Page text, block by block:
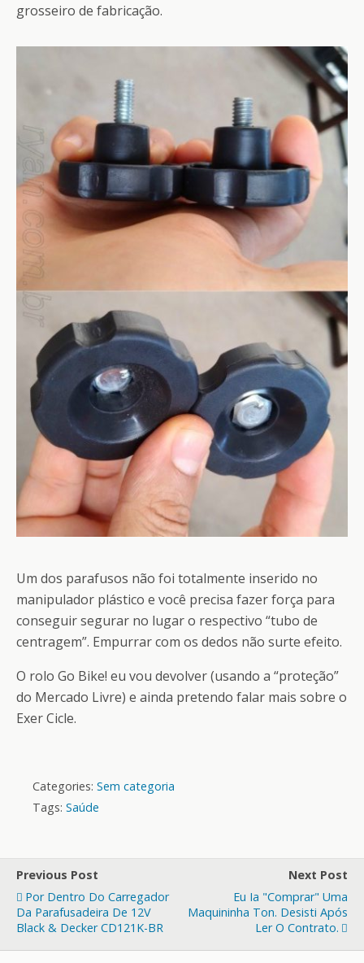
grosseiro de fabricação.
Um dos parafusos não foi totalmente inserido no
manipulador plástico e você precisa fazer força para
conseguir segurar no lugar o respectivo “tubo de
centragem”. Empurrar com os dedos não surte efeito.
O rolo Go Bike! eu vou devolver (usando a “proteção”
do Mercado Livre) e ainda pretendo falar mais sobre o
Exer Cicle.
Categories: Sem categoria
Tags: Saúde
Previous Post
Por Dentro Do Carregador
Da Parafusadeira De 12V
Black & Decker CD121K-BR
Next Post
Eu Ia "comprar" Uma
Maquininha Ton. Desisti Após
Ler O Contrato.